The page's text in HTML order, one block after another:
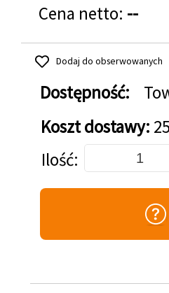
Cena netto: --
Dodaj do obserwowanych
Dostępność:
Koszt dostawy:
Dodaj do koszyka
Ilość